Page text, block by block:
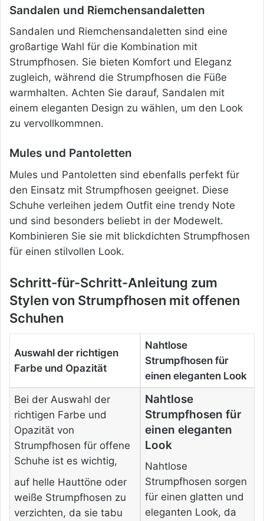
Sandalen und Riemchensandaletten
Sandalen und Riemchensandaletten sind eine
großartige Wahl für die Kombination mit
Strumpfhosen. Sie bieten Komfort und Eleganz
zugleich, während die Strumpfhosen die Füße
warmhalten. Achten Sie darauf, Sandalen mit
einem eleganten Design zu wählen, um den Look
zu vervollkommnen.
Mules und Pantoletten
Mules und Pantoletten sind ebenfalls perfekt für
den Einsatz mit Strumpfhosen geeignet. Diese
Schuhe verleihen jedem Outfit eine trendy Note
und sind besonders beliebt in der Modewelt.
Kombinieren Sie sie mit blickdichten Strumpfhosen
für einen stilvollen Look.
Schritt-für-Schritt-Anleitung zum
Stylen von Strumpfhosen mit offenen
Schuhen
Auswahl der richtigen
Farbe und Opazität
Nahtlose
Strumpfhosen für
einen eleganten Look
Bei der Auswahl der
richtigen Farbe und
Opazität von
Strumpfhosen für offene
Schuhe ist es wichtig,
auf helle Hauttöne oder
weiße Strumpfhosen zu
verzichten, da sie tabu
Nahtlose
Strumpfhosen für
einen eleganten
Look
Nahtlose
Strumpfhosen sorgen
für einen glatten und
eleganten Look, da